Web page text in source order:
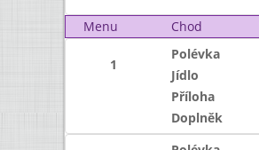
Menu Chod
1
Polévka
Jídlo
Příloha
Doplněk